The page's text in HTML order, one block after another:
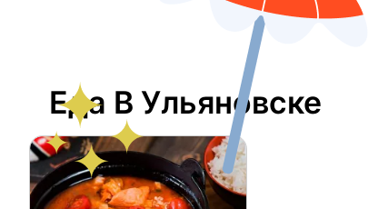
Еда В Ульяновске